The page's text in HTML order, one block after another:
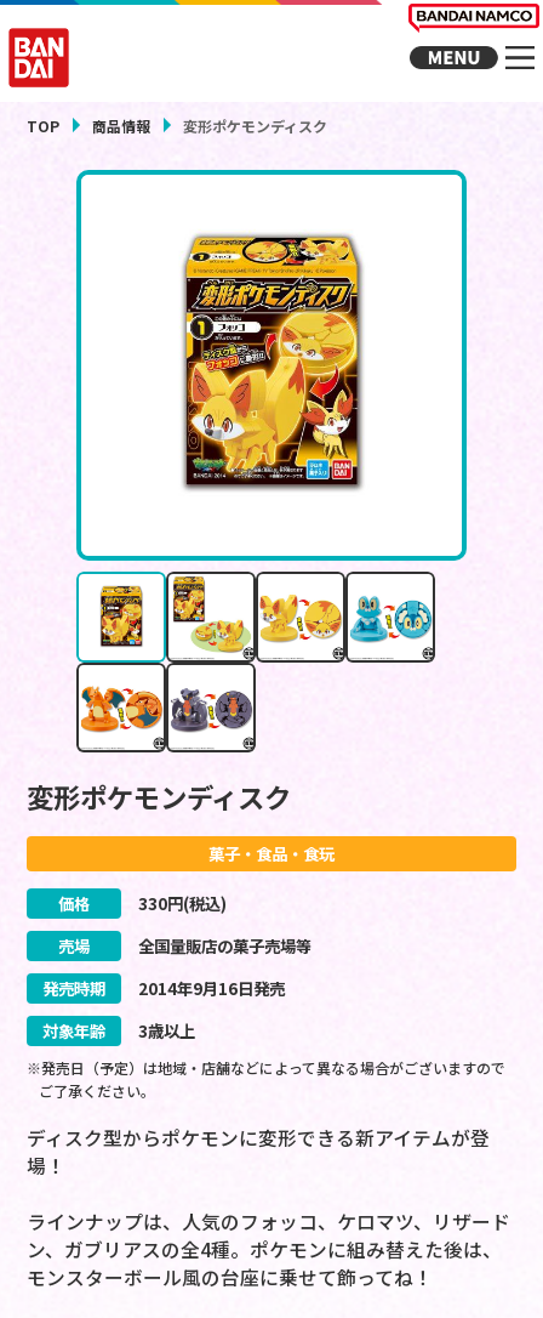
TOP 商品情報 変形ポケモンディスク
変形ポケモンディスク
菓子・食品・食玩
価格 330円(税込)
売場
全国量販店の菓子売場等
発売時期
2014年9月16日発売
対象年齢
3歳以上
※発売日（予定）は地域・店舗などによって異なる場合がございますので
ご了承ください。
ディスク型からポケモンに変形できる新アイテムが登
場！
ラインナップは、人気のフォッコ、ケロマツ、リザード
ン、ガブリアスの全4種。ポケモンに組み替えた後は、
モンスターボール風の台座に乗せて飾ってね！